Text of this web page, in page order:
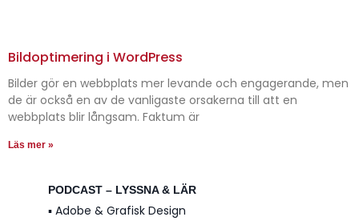
PODCAST – LYSSNA & LÄR
▪️ Adobe & Grafisk Design
Bildoptimering i WordPress
Bilder gör en webbplats mer levande och engagerande, men
de är också en av de vanligaste orsakerna till att en
webbplats blir långsam. Faktum är
Läs mer »